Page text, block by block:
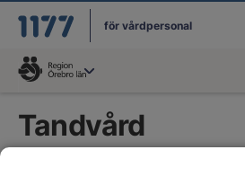
för vårdpersonal
Du har valt region
Tandvård